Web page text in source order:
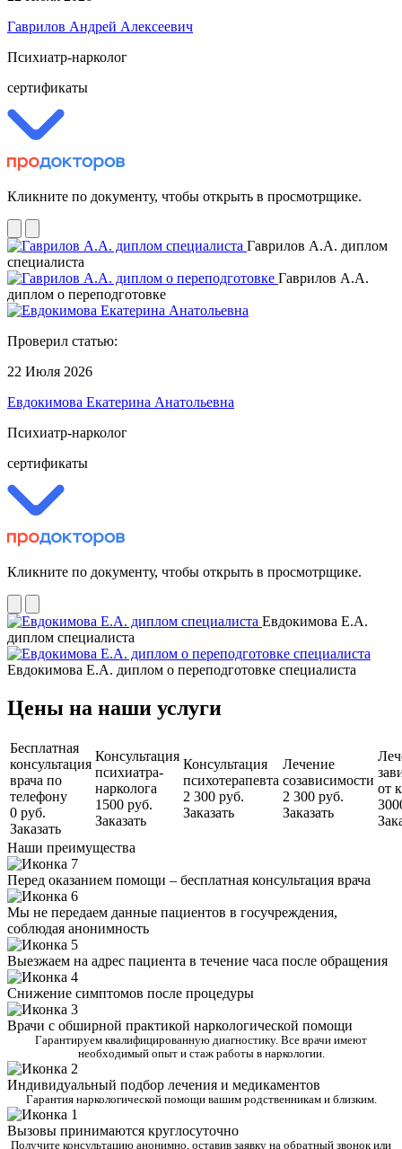
Гаврилов Андрей Алексеевич
Психиатр-нарколог
сертификаты
Кликните по документу, чтобы открыть в просмотрщике.
Гаврилов А.А. диплом
специалиста
Гаврилов А.А.
диплом о переподготовке
Проверил статью:
22 Июля 2026
Евдокимова Екатерина Анатольевна
Психиатр-нарколог
сертификаты
Кликните по документу, чтобы открыть в просмотрщике.
Евдокимова Е.А.
диплом специалиста
Евдокимова Е.А. диплом о переподготовке специалиста
Цены на наши услуги
Бесплатная
консультация
врача по
телефону
0 руб.
Заказать
Консультация
психиатра-
нарколога
1500 руб.
Заказать
Консультация
психотерапевта
2 300 руб.
Заказать
Лечение
созависимости
2 300 руб.
Заказать
от
Наши преимущества
Перед оказанием помощи – бесплатная консультация врача
Мы не передаем данные пациентов в госучреждения,
соблюдая анонимность
Выезжаем на адрес пациента в течение часа после обращения
Снижение симптомов после процедуры
Врачи с обширной практикой наркологической помощи
Гарантируем квалифицированную диагностику. Все врачи имеют
необходимый опыт и стаж работы в наркологии.
Индивидуальный подбор лечения и медикаментов
Гарантия наркологической помощи вашим родственникам и близким.
Вызовы принимаются круглосуточно
Получите консультацию анонимно, оставив заявку на обратный звонок или